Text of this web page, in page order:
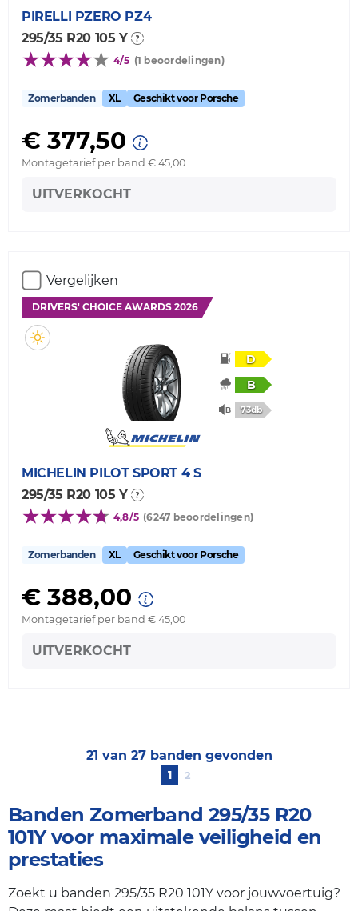
PIRELLI PZERO PZ4
295/35 R20 105 Y
4/5 (1 beoordelingen)
Zomerbanden XL Geschikt voor Porsche
€ 377,50
Montagetarief per band € 45,00
UITVERKOCHT
Vergelijken
DRIVERS' CHOICE AWARDS 2026
D
B
73db
MICHELIN PILOT SPORT 4 S
295/35 R20 105 Y
4,8/5 (6247 beoordelingen)
Zomerbanden XL Geschikt voor Porsche
€ 388,00
Montagetarief per band € 45,00
UITVERKOCHT
1 2
21 van 27 banden gevonden
Banden Zomerband 295/35 R20
101Y voor maximale veiligheid en
prestaties
Zoekt u banden 295/35 R20 101Y voor jouwvoertuig?